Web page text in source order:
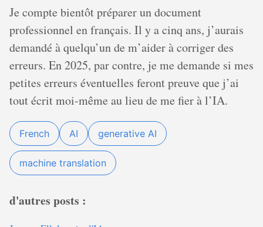
Je compte bientôt préparer un document
professionnel en français. Il y a cinq ans, j’aurais
demandé à quelqu’un de m’aider à corriger des
erreurs. En 2025, par contre, je me demande si mes
petites erreurs éventuelles feront preuve que j’ai
tout écrit moi-même au lieu de me fier à l’IA.
French AI generative AI
machine translation
d'autres posts :